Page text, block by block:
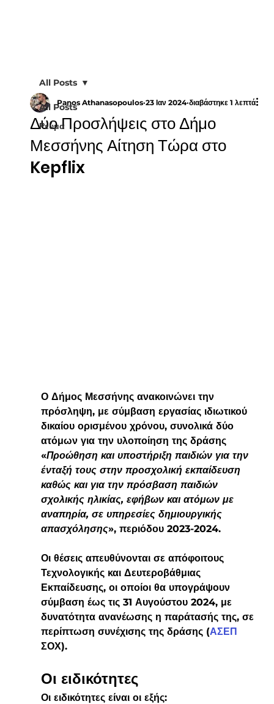
All Posts
Ρεύμα
All Posts
Δύο Προσλήψεις στο Δήμο
Μεσσήνης Αίτηση Τώρα στο
Kepflix
Panos Athanasopoulos 23 Ιαν 2024 διαβάστηκε 1 λεπτά
Ο Δήμος Μεσσήνης ανακοινώνει την
πρόσληψη, με σύμβαση εργασίας ιδιωτικού
δικαίου ορισμένου χρόνου, συνολικά δύο
ατόμων για την υλοποίηση της δράσης
«Προώθηση και υποστήριξη παιδιών για την
ένταξή τους στην προσχολική εκπαίδευση
καθώς και για την πρόσβαση παιδιών
σχολικής ηλικίας, εφήβων και ατόμων με
αναπηρία, σε υπηρεσίες δημιουργικής
απασχόλησης», περιόδου 2023-2024.
Οι θέσεις απευθύνονται σε απόφοιτους
Τεχνολογικής και Δευτεροβάθμιας
Εκπαίδευσης, οι οποίοι θα υπογράψουν
σύμβαση έως τις 31 Αυγούστου 2024, με
δυνατότητα ανανέωσης η παράτασής της, σε
περίπτωση συνέχισης της δράσης (ΑΣΕΠ
ΣΟΧ).
Οι ειδικότητες
Οι ειδικότητες είναι οι εξής: